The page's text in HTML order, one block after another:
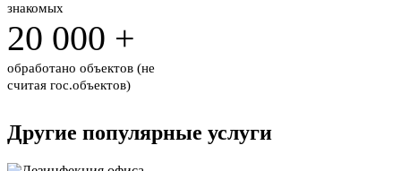
знакомых
20 000 +
обработано объектов (не
считая гос.объектов)
Другие популярные услуги